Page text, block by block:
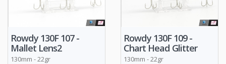
Rowdy 130F 107 -
Mallet Lens2
130mm - 22gr
Rowdy 130F 109 -
Chart Head Glitter
130mm - 22gr